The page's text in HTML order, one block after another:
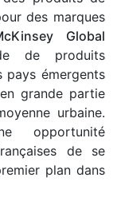
des marques
Global
de produits
pays émergents
grande partie
urbaine.
opportunité
de se
plan dans